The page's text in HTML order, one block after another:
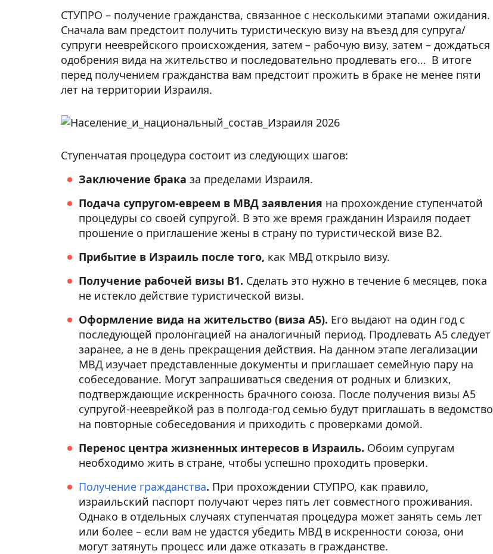
СТУПРО – получение гражданства, связанное с несколькими этапами ожидания.
Сначала вам предстоит получить туристическую визу на въезд для супруга/
супруги нееврейского происхождения, затем – рабочую визу, затем – дождаться
одобрения вида на жительство и последовательно продлевать его… В итоге
перед получением гражданства вам предстоит прожить в браке не менее пяти
лет на территории Израиля.
Ступенчатая процедура состоит из следующих шагов:
Заключение брака за пределами Израиля.
Подача супругом-евреем в МВД заявления на прохождение ступенчатой
процедуры со своей супругой. В это же время гражданин Израиля подает
прошение о приглашение жены в страну по туристической визе B2.
Прибытие в Израиль после того, как МВД открыло визу.
Получение рабочей визы B1. Сделать это нужно в течение 6 месяцев, пока
не истекло действие туристической визы.
Оформление вида на жительство (виза А5). Его выдают на один год с
последующей пролонгацией на аналогичный период. Продлевать А5 следует
заранее, а не в день прекращения действия. На данном этапе легализации
МВД изучает представленные документы и приглашает семейную пару на
собеседование. Могут запрашиваться сведения от родных и близких,
подтверждающие искренность брачного союза. После получения визы А5
супругой-нееврейкой раз в полгода-год семью будут приглашать в ведомство
на повторные собеседования и приходить с проверками домой.
Перенос центра жизненных интересов в Израиль. Обоим супругам
необходимо жить в стране, чтобы успешно проходить проверки.
Получение гражданства. При прохождении СТУПРО, как правило,
израильский паспорт получают через пять лет совместного проживания.
Однако в отдельных случаях ступенчатая процедура может занять семь лет
или более – если вам не удастся убедить МВД в искренности союза, они
могут затянуть процесс или даже отказать в гражданстве.